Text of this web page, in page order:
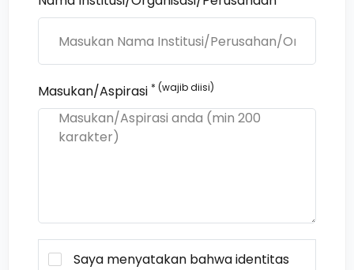
Masukan/Aspirasi * (wajib diisi)
Saya menyatakan bahwa identitas